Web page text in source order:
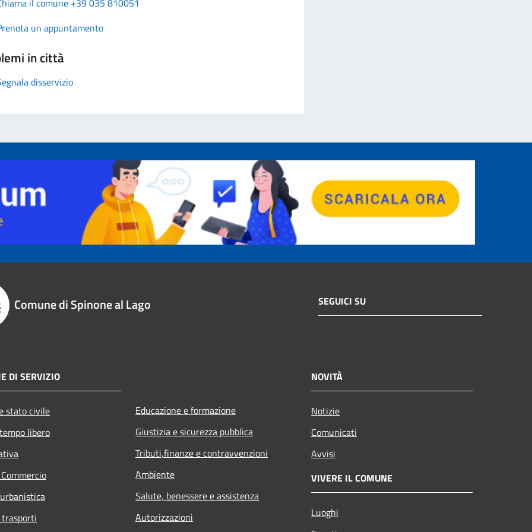
un appuntamento
in città
disservizio
Comune di Spinone al Lago SEGUICI SU
DI SERVIZIO
stato civile
libero
Educazione e formazione
Giustizia e sicurezza pubblica
Tributi,finanze e contravvenzioni
Ambiente
Salute, benessere e assistenza
Autorizzazioni
NOVITÀ
Notizie
Comunicati
Avvisi
VIVERE IL COMUNE
Luoghi